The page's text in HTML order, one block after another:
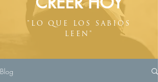
"LO QUE LOS SABIOS
LEEN"
Blog